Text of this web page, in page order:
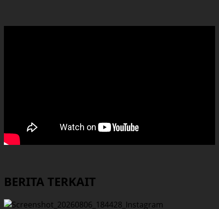
BERITA TERKAIT